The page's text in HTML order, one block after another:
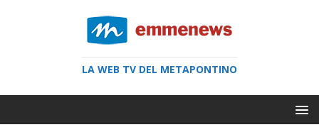
LA WEB TV DEL METAPONTINO